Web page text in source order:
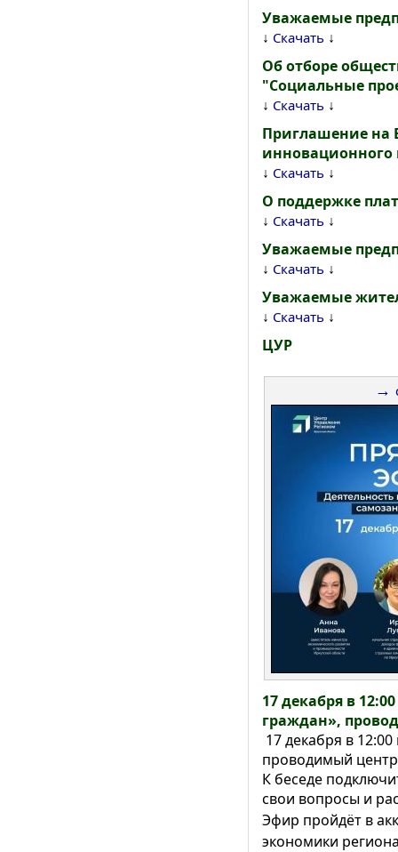
Уважаемые
↓ Скачать ↓
Об отборе
"Социальные
↓ Скачать ↓
Приглашение на
инновационного
↓ Скачать ↓
О поддержке
↓ Скачать ↓
Уважаемые
↓ Скачать ↓
Уважаемые
↓ Скачать ↓
ЦУР
→
17 декабря в
граждан»,
17 декабря в
проводимый
К беседе
свои вопросы и
Эфир пройдёт в
экономики